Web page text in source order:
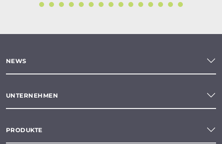
NEWS
UNTERNEHMEN
PRODUKTE